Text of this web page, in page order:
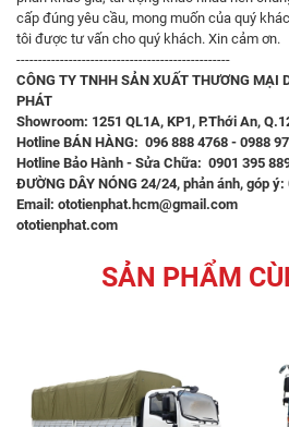
cấp đúng yêu cầu, mong muốn của quý
tôi được tư vấn cho quý khách. Xin cảm ơn.
-------------------------------------------------
CÔNG TY TNHH SẢN XUẤT THƯƠNG MẠI
PHÁT
Showroom: 1251 QL1A, KP1, P.Thới An,
Hotline BÁN HÀNG: 096 888 4768 - 0988
Hotline Bảo Hành - Sửa Chữa: 0901 395
ĐƯỜNG DÂY NÓNG 24/24, phản ánh, góp
Email: ototienphat.hcm@gmail.com
ototienphat.com
SẢN PHẨM